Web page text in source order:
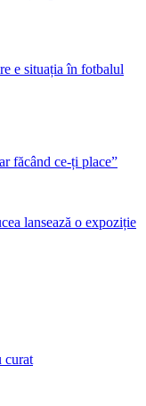
e situația în fotbalul
făcând ce-ți place”
lansează o expoziție
curat